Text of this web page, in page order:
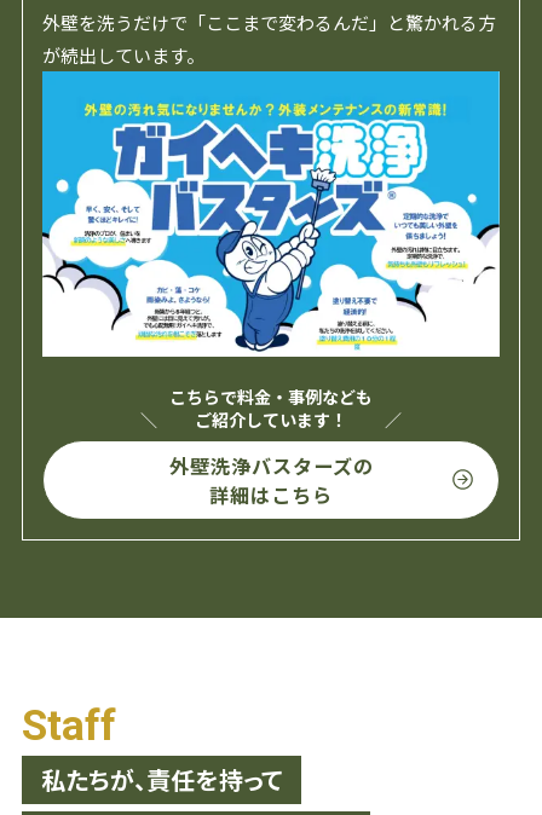
外壁を洗うだけで「ここまで変わるんだ」と驚かれる方
が続出しています。
こちらで料金・事例なども
ご紹介しています！
外壁洗浄バスターズの
詳細はこちら
Staff
私たちが、責任を持って